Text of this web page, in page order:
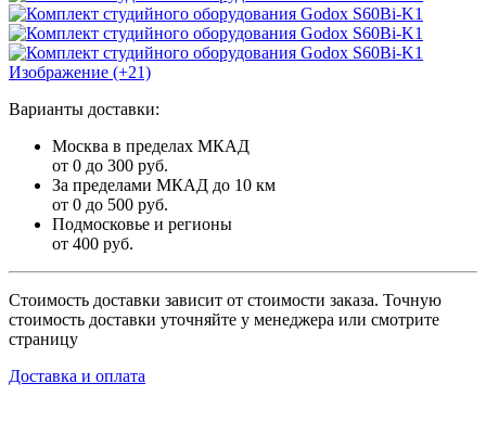
Изображение (+21)
Варианты доставки:
Москва в пределах МКАД
от 0 до 300 руб.
За пределами МКАД до 10 км
от 0 до 500 руб.
Подмосковье и регионы
от 400 руб.
Стоимость доставки зависит от стоимости заказа. Точную
стоимость доставки уточняйте у менеджера или смотрите
страницу
Доставка и оплата